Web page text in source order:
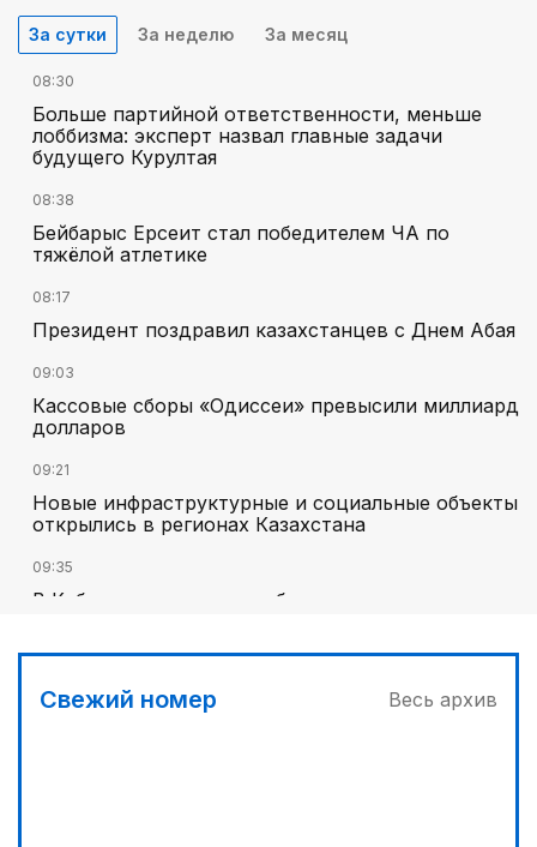
За сутки За неделю За месяц
08:30
Больше партийной ответственности, меньше
лоббизма: эксперт назвал главные задачи
будущего Курултая
08:38
Бейбарыс Ерсеит стал победителем ЧА по
тяжёлой атлетике
08:17
Президент поздравил казахстанцев с Днем Абая
09:03
Кассовые сборы «Одиссеи» превысили миллиард
долларов
09:21
Новые инфраструктурные и социальные объекты
открылись в регионах Казахстана
09:35
В Кабмине оперативно обсудили ситуацию на
Бахыт Есимова возглавила отдел в
администрации Президента
Свежий номер Весь архив